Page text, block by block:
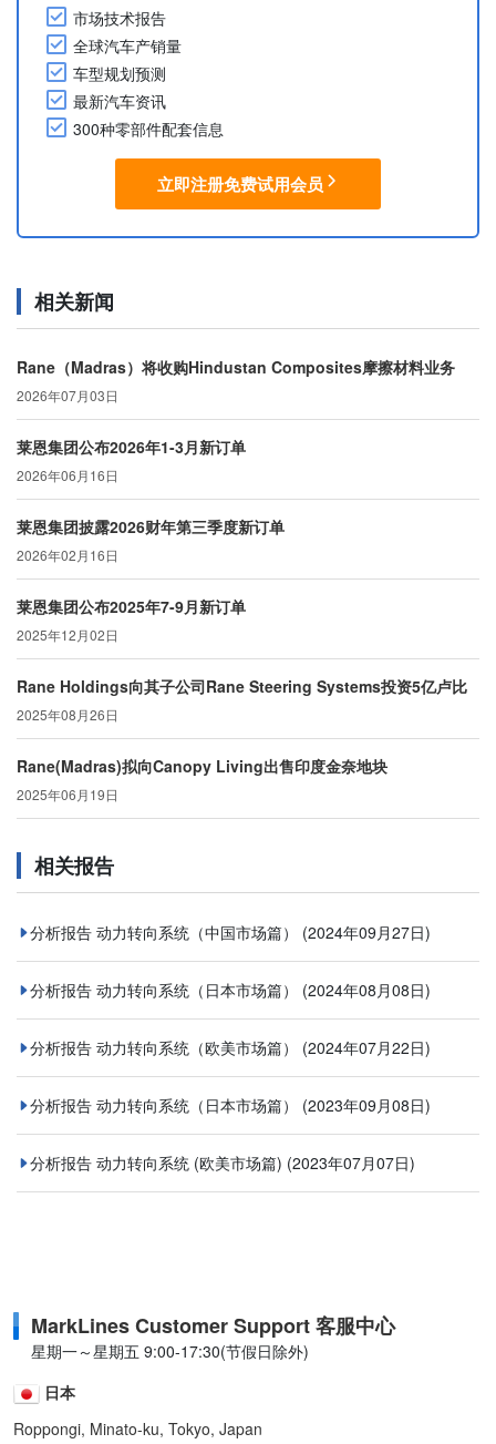
市场技术报告
全球汽车产销量
车型规划预测
最新汽车资讯
300种零部件配套信息
立即注册免费试用会员
相关新闻
Rane（Madras）将收购Hindustan Composites摩擦材料业务
2026年07月03日
莱恩集团公布2026年1-3月新订单
2026年06月16日
莱恩集团披露2026财年第三季度新订单
2026年02月16日
莱恩集团公布2025年7-9月新订单
2025年12月02日
Rane Holdings向其子公司Rane Steering Systems投资5亿卢比
2025年08月26日
Rane(Madras)拟向Canopy Living出售印度金奈地块
2025年06月19日
相关报告
分析报告 动力转向系统（中国市场篇） (2024年09月27日)
分析报告 动力转向系统（日本市场篇） (2024年08月08日)
分析报告 动力转向系统（欧美市场篇） (2024年07月22日)
分析报告 动力转向系统（日本市场篇） (2023年09月08日)
分析报告 动力转向系统 (欧美市场篇) (2023年07月07日)
MarkLines Customer Support 客服中心
星期一～星期五 9:00-17:30(节假日除外)
日本
Roppongi, Minato-ku, Tokyo, Japan